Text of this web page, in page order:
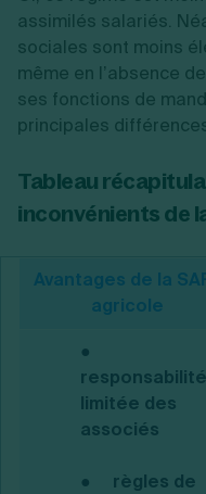
assimilés salariés.
sociales sont moins
même en l’absence
ses fonctions de
principales
Tableau
inconvénients de
Avantages de la
agricole
●
responsabilité
limitée des
associés
● règles de